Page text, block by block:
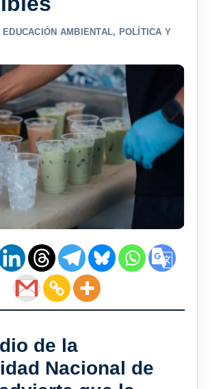
EDUCACIÓN AMBIENTAL, POLÍTICA Y
de la
Nacional de